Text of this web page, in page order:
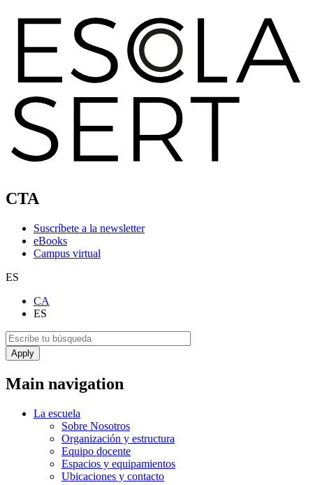
CTA
Suscríbete a la newsletter
eBooks
Campus virtual
ES
CA
ES
Main navigation
La escuela
Sobre Nosotros
Organización y estructura
Equipo docente
Espacios y equipamientos
Ubicaciones y contacto